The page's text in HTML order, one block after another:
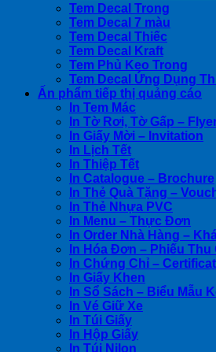
Tem Decal Trong
Tem Decal 7 màu
Tem Decal Thiếc
Tem Decal Kraft
Tem Phủ Keo Trong
Tem Decal Ứng Dụng
Ấn phẩm tiếp thị quảng cáo
In Tem Mác
In Tờ Rơi, Tờ Gấp –
In Giấy Mời – Invitation
In Lịch Tết
In Thiệp Tết
In Catalogue – Brochure
In Thẻ Quà Tặng –
In Thẻ Nhựa PVC
In Menu – Thực Đơn
In Order Nhà Hàng –
In Hóa Đơn – Phiếu Thu
In Chứng Chỉ –
In Giấy Khen
In Sổ Sách – Biểu Mẫu
In Vé Giữ Xe
In Túi Giấy
In Hộp Giấy
In Túi Nilon